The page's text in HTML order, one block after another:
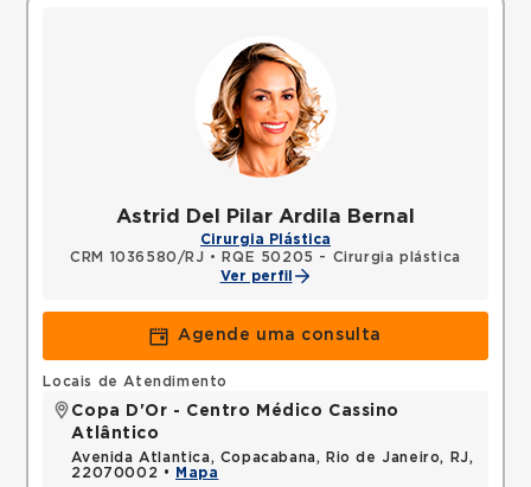
Astrid Del Pilar Ardila Bernal
Cirurgia Plástica
CRM 1036580/RJ •
RQE 50205 - Cirurgia plástica
Ver perfil
Agende uma consulta
Locais de Atendimento
Copa D'Or - Centro Médico Cassino
Atlântico
Avenida Atlantica, Copacabana, Rio de Janeiro, RJ,
22070002 •
Mapa